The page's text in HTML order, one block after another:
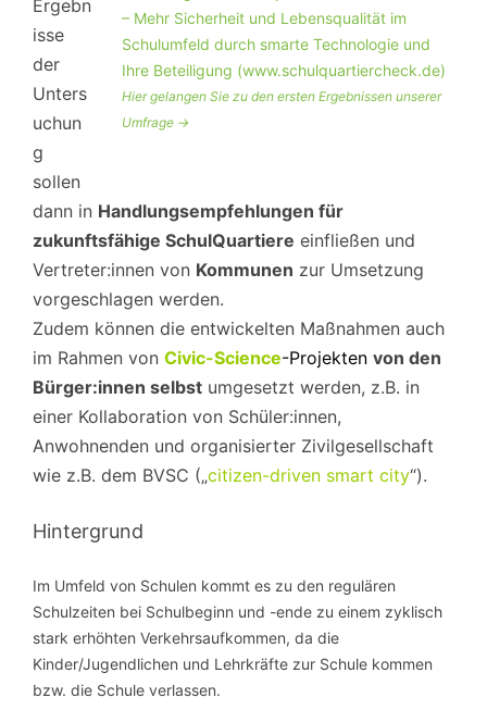
Hier gelangen Sie zu den ersten Ergebnissen unserer
Umfrage ->
Ergebn
isse
der
Unters
uchun
g
sollen
dann in Handlungsempfehlungen für
zukunftsfähige SchulQuartiere einfließen und
Vertreter:innen von Kommunen zur Umsetzung
vorgeschlagen werden.
Zudem können die entwickelten Maßnahmen auch
im Rahmen von Civic-Science-Projekten von den
Bürger:innen selbst umgesetzt werden, z.B. in
einer Kollaboration von Schüler:innen,
Anwohnenden und organisierter Zivilgesellschaft
wie z.B. dem BVSC („citizen-driven smart city“).
Hintergrund
Im Umfeld von Schulen kommt es zu den regulären
Schulzeiten bei Schulbeginn und -ende zu einem zyklisch
stark erhöhten Verkehrsaufkommen, da die
Kinder/Jugendlichen und Lehrkräfte zur Schule kommen
bzw. die Schule verlassen.